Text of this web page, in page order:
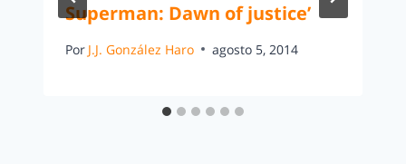
Superman: Dawn of justice’
Por J.J. González Haro agosto 5, 2014